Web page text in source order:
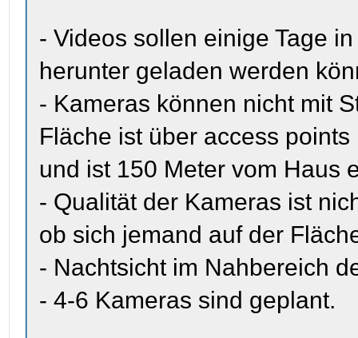
- Videos sollen einige Tage
herunter geladen werden
- Kameras können nicht mit
Fläche ist über access
und ist 150 Meter vom Haus
- Qualität der Kameras ist
ob sich jemand auf der
- Nachtsicht im Nahbereich
- 4-6 Kameras sind geplant.